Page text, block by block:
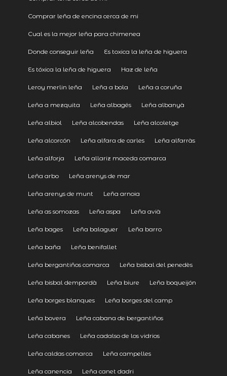
Comprar leña de encina cerca de mi
Cual es la mejor leña para chimenea
Donde conseguir leña Es toxica la leña de higuera
Es tóxica la leña de higuera Haz de leña
Leroy merlin leña Leña a bola Leña a coruña
Leña a mezquita Leña albagés Leña albanyà
Leña albiol Leña alcobendas Leña alcoletge
Leña alcorcón Leña alfara de carles Leña alfarràs
Leña alforja Leña allariz maceda comarca
Leña arbo Leña arenys de mar
Leña arenys de munt Leña arnoia
Leña as somozas Leña aspa Leña avià
Leña bages Leña balaguer Leña barro
Leña baña Leña benifallet
Leña bergantiños comarca Leña bisbal del penedès
Leña bisbal dempordà Leña biure Leña boqueijón
Leña borges blanques Leña borges del camp
Leña bovera Leña cabana de bergantiños
Leña cabanes Leña cadalso de los vidrios
Leña caldas comarca Leña campelles
Leña canencia Leña canet dadri